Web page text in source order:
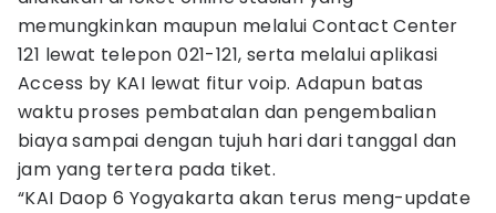
memungkinkan maupun melalui Contact Center
121 lewat telepon 021-121, serta melalui aplikasi
Access by KAI lewat fitur voip. Adapun batas
waktu proses pembatalan dan pengembalian
biaya sampai dengan tujuh hari dari tanggal dan
jam yang tertera pada tiket.
“KAI Daop 6 Yogyakarta akan terus meng-update